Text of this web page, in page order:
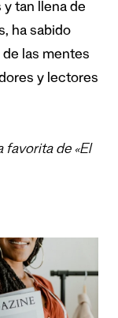
tan llena de
ha sabido
las mentes
y lectores
favorita de «El